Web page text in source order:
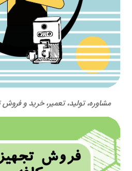
مشاوره، تولید، تعمیر، خرید و